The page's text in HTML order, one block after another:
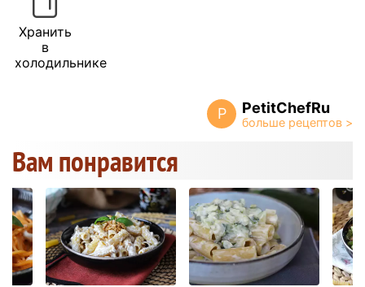
Хранить
в
холодильнике
P PetitChefRu
Вам понравится